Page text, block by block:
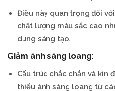
Điều này quan trọng đối
chất lượng màu sắc cao
dung sáng tạo.
Giảm ánh sáng loang:
Cấu trúc chắc chắn và kín
thiểu ánh sáng loang từ